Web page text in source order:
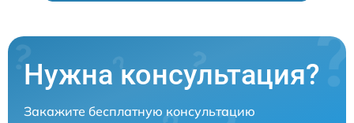
Нужна консультация?
Закажите бесплатную консультацию